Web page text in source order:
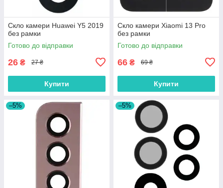
Скло камери Huawei Y5 2019
без рамки
Готово до відправки
26 ₴ 27 ₴
Купити
Скло камери Xiaomi 13 Pro
без рамки
Готово до відправки
66 ₴ 69 ₴
Купити
–5% –5%